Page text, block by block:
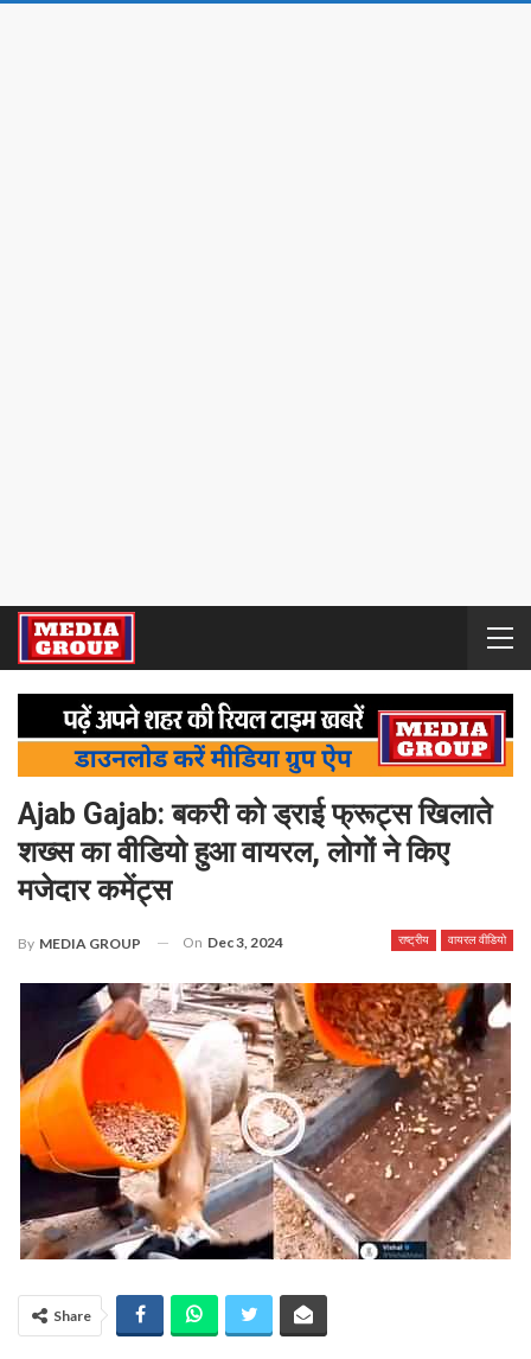
Ajab Gajab: बकरी को ड्राई फ्रूट्स खिलाते
शख्स का वीडियो हुआ वायरल, लोगों ने किए
मजेदार कमेंट्स
राष्ट्रीय वायरल वीडियो
By MEDIA GROUP On Dec 3, 2024
Share